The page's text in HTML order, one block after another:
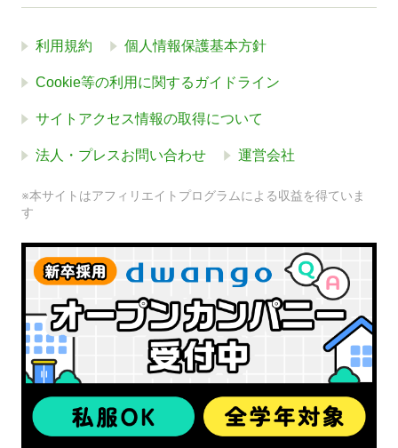
利用規約 個人情報保護基本方針
Cookie等の利用に関するガイドライン
サイトアクセス情報の取得について
法人・プレスお問い合わせ 運営会社
※本サイトはアフィリエイトプログラムによる収益を得ていま
す